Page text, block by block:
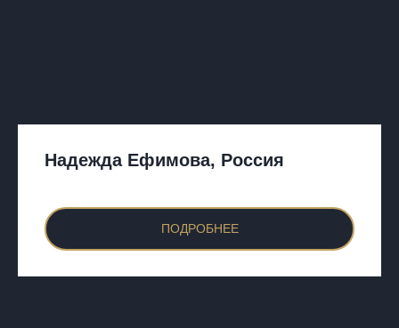
Надежда Ефимова, Россия
ПОДРОБНЕЕ